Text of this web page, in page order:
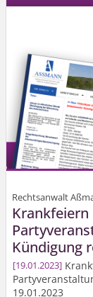
Rechtsanwalt
Kündigung
19.01.2023
19.01.2023